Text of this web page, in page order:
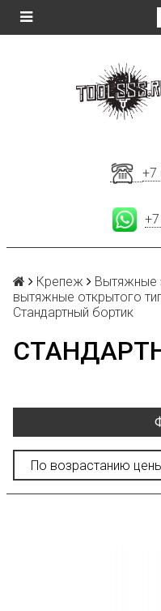
+7
Крепеж Вытяжные
вытяжные открытого
Стандартный бортик